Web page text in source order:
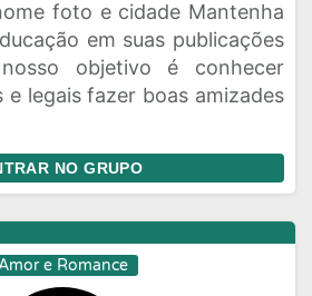
foto e cidade Mantenha
em suas publicações
objetivo é conhecer
e legais fazer boas amizades
NO GRUPO
e Romance